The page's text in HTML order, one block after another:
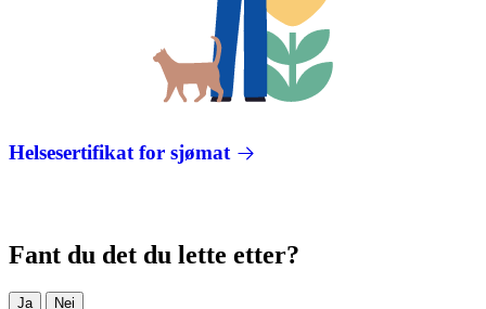
Helsesertifikat for sjømat
Fant du det du lette etter?
Ja Nei